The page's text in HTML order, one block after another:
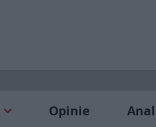
Opinie